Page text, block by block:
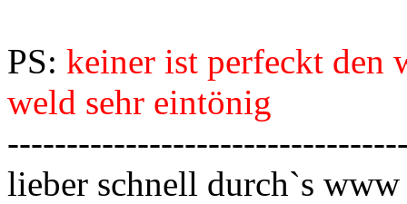
PS: keiner ist perfeckt den
weld sehr eintönig
lieber schnell durch`s www